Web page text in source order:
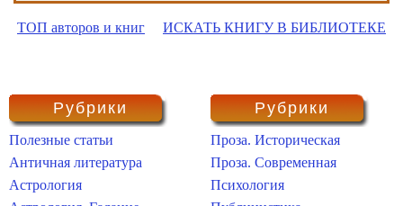
ТОП авторов и книг ИСКАТЬ КНИГУ В БИБЛИОТЕКЕ
Рубрики
Полезные статьи
Античная литература
Астрология
Рубрики
Проза. Историческая
Проза. Современная
Психология